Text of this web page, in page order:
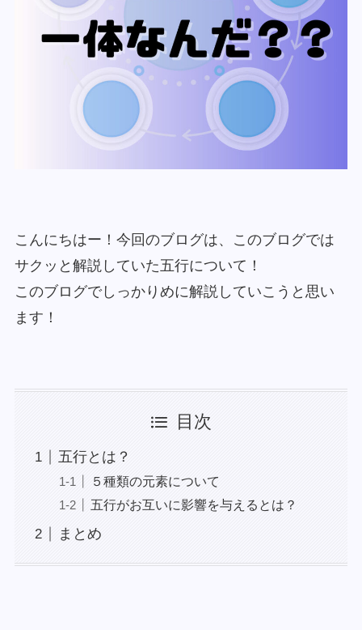
こんにちはー！今回のブログは、このブログでは
サクッと解説していた五行について！
このブログでしっかりめに解説していこうと思い
ます！
目次
五行とは？
５種類の元素について
五行がお互いに影響を与えるとは？
まとめ